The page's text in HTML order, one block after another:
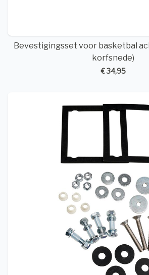
Bevestigingsset voor basketbal
korfsnede)
€ 34,95